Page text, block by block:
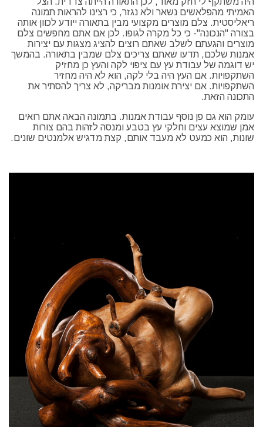
האמיתי מהפלאשים נשאר ולא נגזר, כי רצינו להראות תמונה
ריאליסטית. צלם מוצרים מקצועי מבין בתאורה ייודע לכוון אותה
בצורה "הנכונה"- כי כל מקרה לגופו. לכן אם אתם מחפשים צלם
מוצרים והגעתם לשלב שאתם רוצים להציג מצגות עם יצירות
אמנות שלכם, תדעו שאתם צריכים צלם שמבין בתאורה. בהמשך
יש דוגמה של עבודת עץ עם ציפוי לקה והעץ כן מחזיק
השתקפויות. אם העץ היה בלי לקה, הוא לא היה מחזיר
השתקפויות. אם יצירת אומנות מבריקה, לא צריך להסתיר את
התכונה הזאת.
עומק הוא גם פן נוסף עבודת אמנות. בתמונה הבאה אתם רואים
אמן שמוצא עצים וחלקי עץ בטבע ומנסה לזהות בהם צורות
שונות, הוא כמעט לא מעבד אותם, קצת מדגיש אלמנטים שונים.